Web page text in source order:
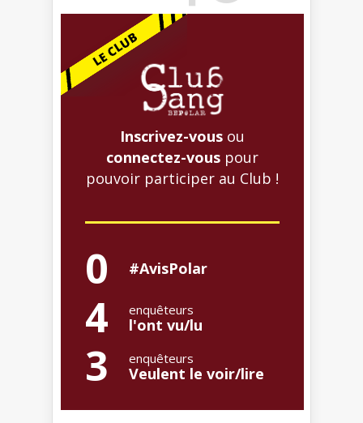
Inscrivez-vous ou
connectez-vous pour
pouvoir participer au Club !
0 #AvisPolar
4 enquêteurs
l'ont vu/lu
3 enquêteurs
Veulent le voir/lire